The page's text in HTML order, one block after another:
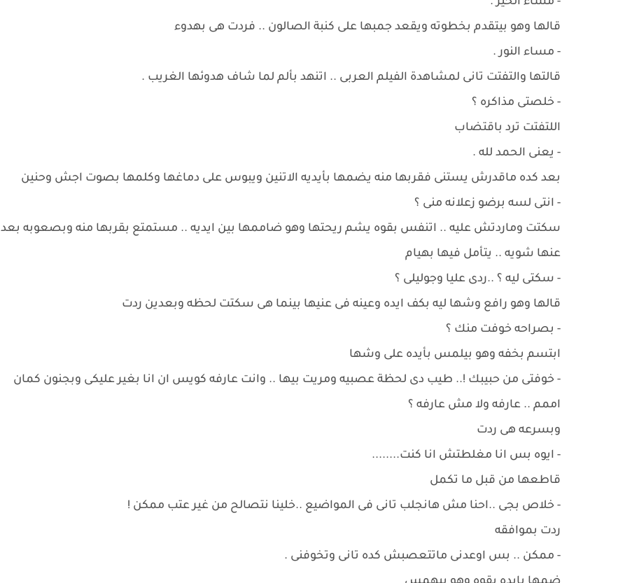
قالها وهو بيتقدم بخطوته ويقعد جمبها على كنبة الصالون .. فردت هى بهدوء
- مساء النور .
قالتها والتفتت تانى لمشاهدة الفيلم العربى .. اتنهد بألم لما شاف هدوئها الغريب .
- خلصتى مذاكره ؟
اللتفتت ترد باقتضاب
- يعنى الحمد لله .
بعد كده ماقدرش يستنى فقربها منه يضمها بأيديه الاتنين ويبوس على دماغها وكلمها بصوت اجش وحنين
- انتى لسه برضو زعلانه منى ؟
سكتت وماردتش عليه .. اتنفس بقوه يشم ريحتها وهو ضاممها بين ايديه .. مستمتع بقربها منه وبصعوبه بعد
عنها شويه .. يتأمل فيها بهيام
- سكتى ليه ؟ ..ردى عليا وجوليلى ؟
قالها وهو رافع وشها ليه بكف ايده وعينه فى عنيها بينما هى سكتت لحظه وبعدين ردت
- بصراحه خوفت منك ؟
ابتسم بخفه وهو بيلمس بأيده على وشها
- خوفتى من حبيبك !.. طيب دى لحظة عصبيه ومريت بيها .. وانت عارفه كويس ان انا بغير عليكى وبجنون كمان
اممم .. عارفه ولا مش عارفه ؟
وبسرعه هى ردت
- ايوه بس انا مغلطتش انا كنت........
قاطعها من قبل ما تكمل
- خلاص بجى ..احنا مش هانجلب تانى فى المواضيع ..خلينا نتصالح من غير عتب ممكن !
ردت بموافقه
- ممكن .. بس اوعدنى ماتتعصبش كده تانى وتخوفنى .